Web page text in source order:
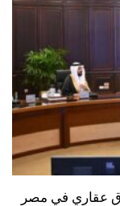
عقاري في مصر